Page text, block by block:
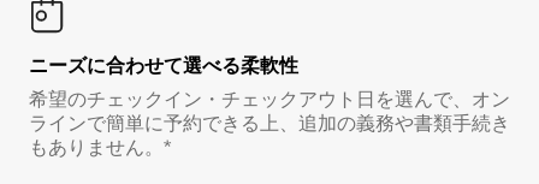
ニーズに合わせて選べる柔軟性
希望のチェックイン・チェックアウト日を選んで、オン
ラインで簡単に予約できる上、追加の義務や書類手続き
もありません。*